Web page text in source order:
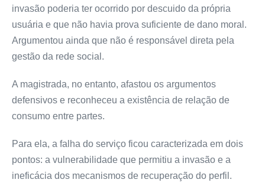
invasão poderia ter ocorrido por descuido da própria
usuária e que não havia prova suficiente de dano moral.
Argumentou ainda que não é responsável direta pela
gestão da rede social.
A magistrada, no entanto, afastou os argumentos
defensivos e reconheceu a existência de relação de
consumo entre partes.
Para ela, a falha do serviço ficou caracterizada em dois
pontos: a vulnerabilidade que permitiu a invasão e a
ineficácia dos mecanismos de recuperação do perfil.